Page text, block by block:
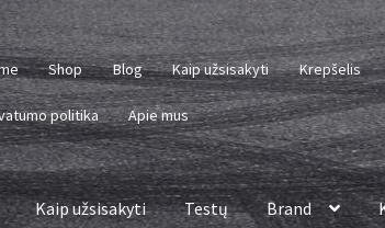
Shop Blog Kaip užsisakyti Krepšelis
politika Apie mus
Kaip užsisakyti Testų Brand